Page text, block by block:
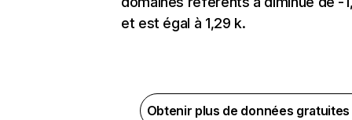
et est égal à 1,29 k.
Obtenir plus de données